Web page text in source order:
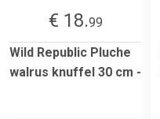
€ 18.99
Wild Republic Pluche
walrus knuffel 30 cm -